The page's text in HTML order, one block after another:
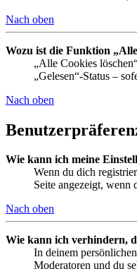
Nach oben
Wozu ist die Funktion
„Alle Cookies
„Gelesen“-Status –
Nach oben
Wie kann ich meine
Wenn du dich
Seite angezeigt, wenn
Nach oben
Wie kann ich verhindern,
In deinem
Moderatoren und du